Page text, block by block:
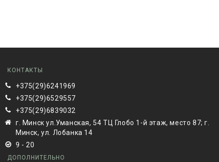
КОНТАКТЫ
+375(29)6241969
+375(29)6529557
+375(29)6839032
г. Минск ул.Уманская, 54 ТЦ Глобо 1-й этаж, место 87; г.
Минск, ул. Лобанка 14
9 - 20
ДОПОЛНИТЕЛЬНО